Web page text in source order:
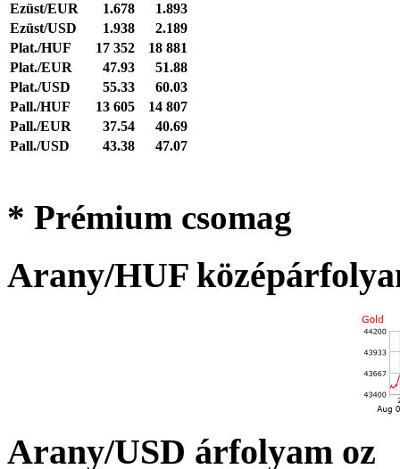
Ezüst/EUR
1.678
1.893
Ezüst/USD
1.938
2.189
Plat./HUF
17 352
18 881
Plat./EUR
47.93
51.88
Plat./USD
55.33
60.03
Pall./HUF
13 605
14 807
Pall./EUR
37.54
40.69
Pall./USD
43.38 47.07
* Prémium csomag
Arany/HUF
Arany/USD árfolyam oz